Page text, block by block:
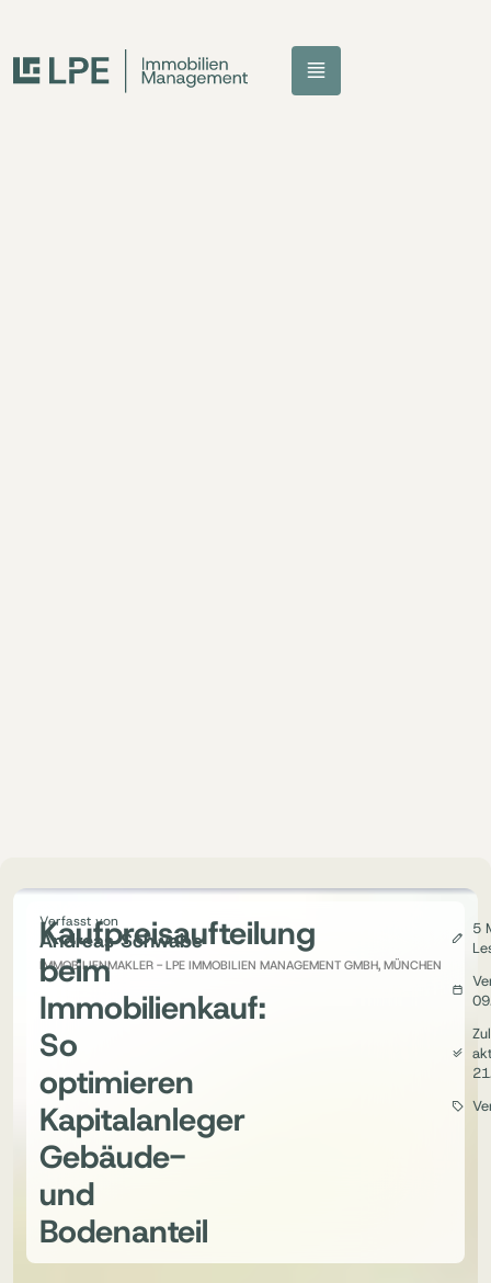
Kaufpreisaufteilung
beim
Immobilienkauf:
So
optimieren
Kapitalanleger
Gebäude-
und
Bodenanteil
Verfasst von
Andreas Schwabe
IMMOBILIENMAKLER - LPE IMMOBILIEN MANAGEMENT GMBH, MÜNCHEN
5